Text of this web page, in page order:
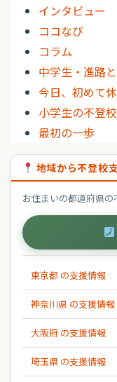
インタビュー
ココなび
コラム
中学生・進路
今日、初めて
小学生の不登校
最初の一歩
地域から不登校
お住まいの都道府県
東京都 の支援情報
神奈川県 の支援情報
大阪府 の支援情報
埼玉県 の支援情報